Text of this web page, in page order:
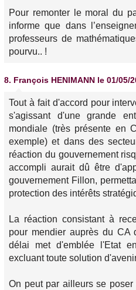
Pour remonter le moral du
informe que dans
professeurs de
pourvu.. !
8. François HENIMANN le 01/05/
Tout à fait d'accord pour
s'agissant d'une grande
mondiale (très présente en
exemple) et dans des
réaction du gouvernement
accompli aurait dû être
gouvernement Fillon,
protection des intérêts
La réaction consistant à
pour mendier auprès du CA
délai met d'emblée l'Etat
excluant toute solution
On peut par ailleurs se